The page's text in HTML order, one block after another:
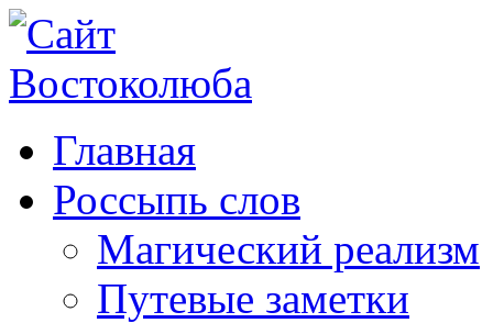
Главная
Россыпь слов
Магический реализм
Путевые заметки